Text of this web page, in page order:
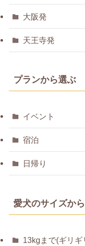
大阪発
天王寺発
プランから選ぶ
イベント
宿泊
日帰り
愛犬のサイズか
13kgまで(ギリ